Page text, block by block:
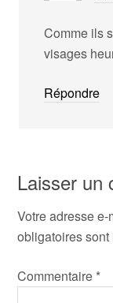
Comme ils
visages
Répondre
Laisser un
Votre adresse
obligatoires
Commentaire *